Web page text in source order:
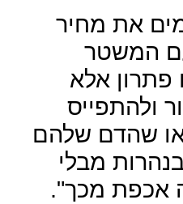
את מחיר
המשטר
פתרון אלא
ולהתפייס
שהדם שלהם
מבלי
אכפת מכך".